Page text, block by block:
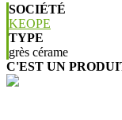
SOCIÉTÉ
KEOPE
TYPE
grès cérame
C'EST UN